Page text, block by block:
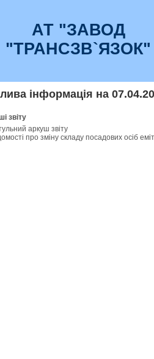
АТ "ЗАВОД
"ТРАНСЗВ`ЯЗОК"
інформація на
звіту
аркуш звіту
про зміну складу посадових осіб